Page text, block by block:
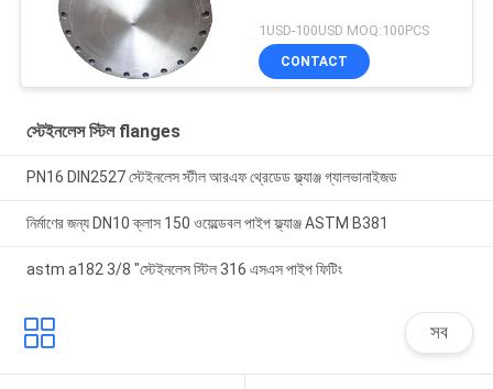
1USD-100USD MOQ:100PCS
CONTACT
স্টেইনলেস স্টিল flanges
PN16 DIN2527 স্টেইনলেস স্টীল আরএফ থ্রেডেড ফ্ল্যাঞ্জ গ্যালভানাইজড
নির্মাণের জন্য DN10 ক্লাস 150 ওয়েল্ডেবল পাইপ ফ্ল্যাঞ্জ ASTM B381
astm a182 3/8 "স্টেইনলেস স্টিল 316 এসএস পাইপ ফিটিং
সব